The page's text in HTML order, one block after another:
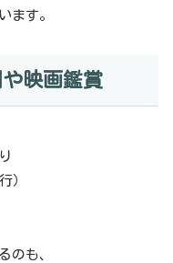
ます。
映画鑑賞
）
のも、